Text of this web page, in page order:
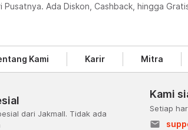
Ada Diskon, Cashback, hingga
Kami Karir Mitra
dari Jakmall. Tidak ada
Kami
Setiap
email